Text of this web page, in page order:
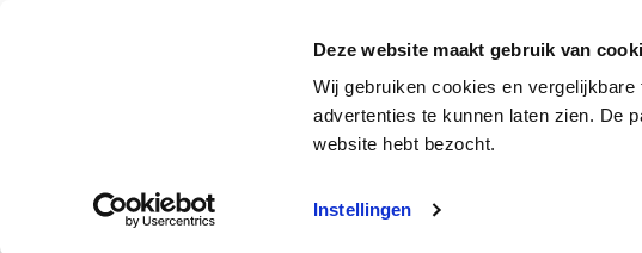
Deze website maakt gebruik van
Wij gebruiken cookies en
advertenties te kunnen laten zien. De
website hebt bezocht.
Instellingen
Energie Verzekeringen
Energie